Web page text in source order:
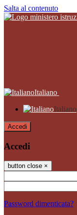
Salta al contenuto
Italiano
Italiano
Accedi
Accedi
button close ×
Password dimenticata?